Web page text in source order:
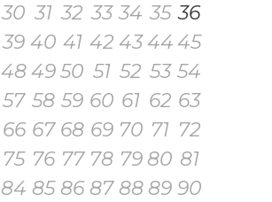
30 31 32 33 34 35 36
39 40 41 42 434445
4849 50 51 52 53 54
57 58 59 60 61 62 63
66 67 68 69 70 71 72
75 76 77 78 79 80 81
84 85 86 87 88 89 90